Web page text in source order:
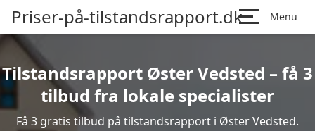
Priser-på-tilstandsrapport.dk Menu
Tilstandsrapport Øster Vedsted – få 3
tilbud fra lokale specialister
Få 3 gratis tilbud på tilstandsrapport i Øster Vedsted.